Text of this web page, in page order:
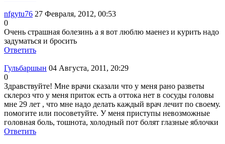
nfgytu76 27 Февраля, 2012, 00:53
0
Очень страшная болезинь а я вот люблю маенез и курить надо
задуматься и бросить
Ответить
Гульбаршын 04 Августа, 2011, 20:29
0
Здравствуйте! Мне врачи сказали что у меня рано разветы
склероз что у меня приток есть а оттока нет в сосуды головы
мне 29 лет , что мне надо делать каждый врач лечит по своему.
помогите или посоветуйте. У меня приступы невозможные
головная боль, тошнота, холодный пот болят глазные яблочки
Ответить